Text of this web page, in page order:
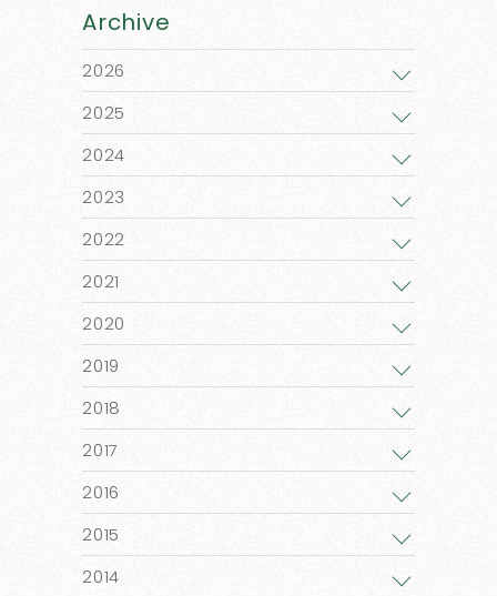
Archive
2026
2025
2024
2023
2022
2021
2020
2019
2018
2017
2016
2015
2014